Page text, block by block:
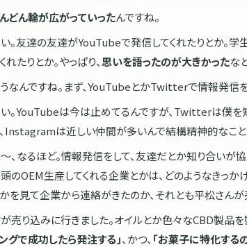
どん輪が広がっていったんですね。
。友達の友達がYouTubeで発信してくれたりとか。
れたりとか。やっぱり、 思いを語ったのが大きかったな
なんですね。まず、YouTubeとかTwitterで情報発信
。YouTubeは今は止めてるんですが、Twitterは僕
Instagramは近しい仲間が多いんで結構精神的なこと
、なるほど。情報発信をして、友達だとか知り合いが
のOEM生産してくれる企業とかは、どのようなきっ
を見て企業から連絡がきたのか、それとも平松さん
売り込みに行きました。オイルとか色々なCBD製品を
グで成功したら発注する」、かつ、 「お菓子に特化する